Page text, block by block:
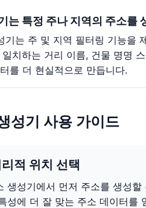
는 특정 주나 지역의 주소를
기는 주 및 지역 필터링 기능을
치하는 거리 이름, 건물 명명
를 더 현실적으로 만듭니다.
성기 사용 가이드
적 위치 선택
생성기에서 먼저 주소를 생성
성에 더 잘 맞는 주소 데이터를